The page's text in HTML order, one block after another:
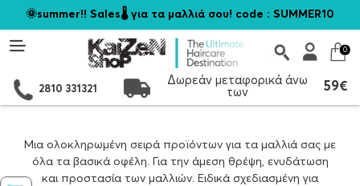
🌞summer!! Sales🌡️ για τα μαλλιά σου! code : SUMMER10
0
2810 331321
Δωρεάν μεταφορικά άνω
των
59€
Μια ολοκληρωμένη σειρά προϊόντων για τα μαλλιά σας με
όλα τα βασικά οφέλη. Για την άμεση θρέψη, ενυδάτωση
και προστασία των μαλλιών. Ειδικά σχεδιασμένη για